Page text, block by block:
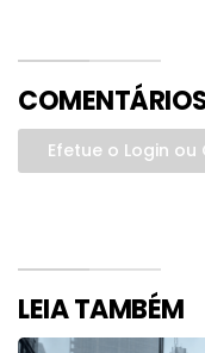
Efetue o Login
LEIA TAMBÉM